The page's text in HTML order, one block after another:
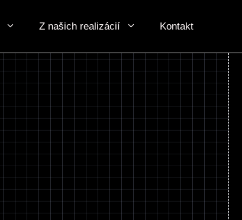
Z našich realizácií Kontakt